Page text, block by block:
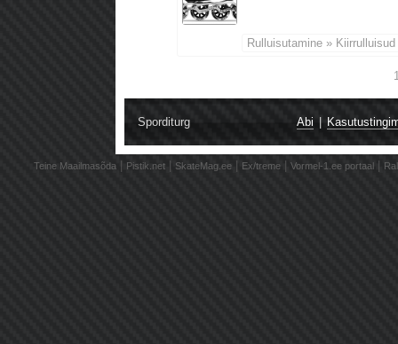
Rulluisutamine » Kiirrulluisud
Sporditurg Abi
Teine Maailmasõda Pistik.net SkateMag.ee Ex/treme Vormel-1.ee portaal